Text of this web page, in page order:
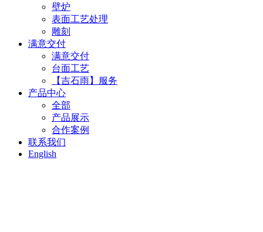
壁炉
表面工艺处理
雕刻
满意交付
满意交付
台面工艺
【吉石雨】服务
产品中心
全部
产品展示
合作案例
联系我们
English